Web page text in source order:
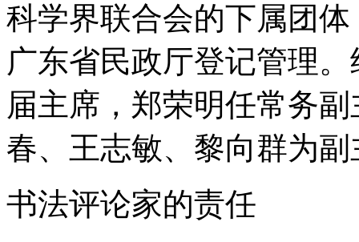
科学界联合会的下属团
广东省民政厅登记管理
届主席，郑荣明任常务
春、王志敏、黎向群为副
书法评论家的责任